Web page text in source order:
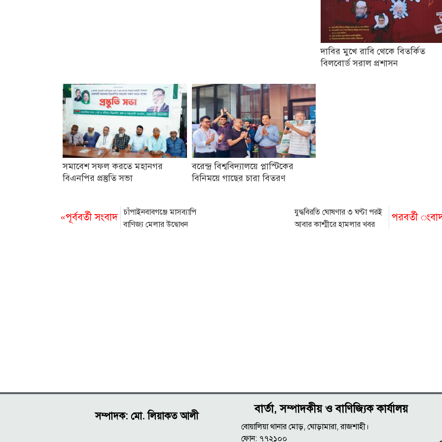
দাবির মুখে রাবি থেকে বিতর্কিত
বিলবোর্ড সরাল প্রশাসন
সমাবেশ সফল করতে মহানগর
বিএনপির প্রস্তুতি সভা
বরেন্দ্র বিশ্ববিদ্যালয়ে প্লাস্টিকের
বিনিময়ে গাছের চারা বিতরণ
«পূর্ববর্তী সংবাদ চাঁপাইনবাবগঞ্জে মাসব্যাপি
বাণিজ্য মেলার উদ্বোধন
পরবর্তী
যুদ্ধবিরতি ঘোষণার ৩ ঘণ্টা পরই
আবার কাশ্মীরে হামলার খবর
সম্পাদক: মো. লিয়াকত আলী
বার্তা, সম্পাদকীয় ও বাণিজ্যিক কার্যালয়
বোয়ালিয়া থানার মোড়, ঘোড়ামারা, রাজশাহী।
ফোন: ৭৭২১০০